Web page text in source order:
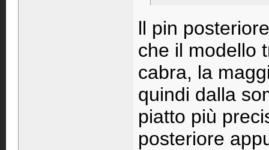
ll pin
che il modello
cabra, la
quindi dalla
piatto più
posteriore